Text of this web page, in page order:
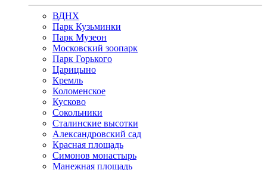
ВДНХ
Парк Кузьминки
Парк Музеон
Московский зоопарк
Парк Горького
Царицыно
Кремль
Коломенское
Кусково
Сокольники
Сталинские высотки
Александровский сад
Красная площадь
Симонов монастырь
Манежная площадь